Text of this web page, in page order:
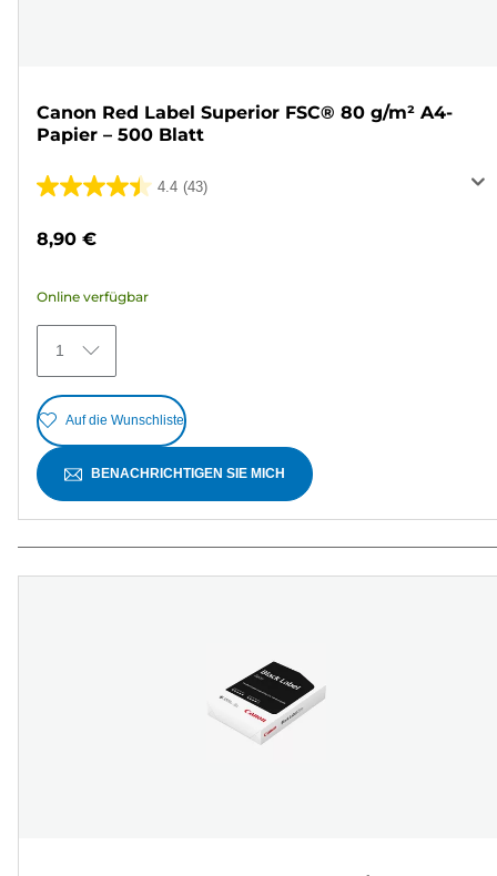
Canon Red Label Superior FSC® 80 g/m² A4-
Papier – 500 Blatt
4.4 (43)
4.4
5
43
Bewertungen
8,90 €
Online verfügbar
1
Auf die Wunschliste
BENACHRICHTIGEN SIE MICH